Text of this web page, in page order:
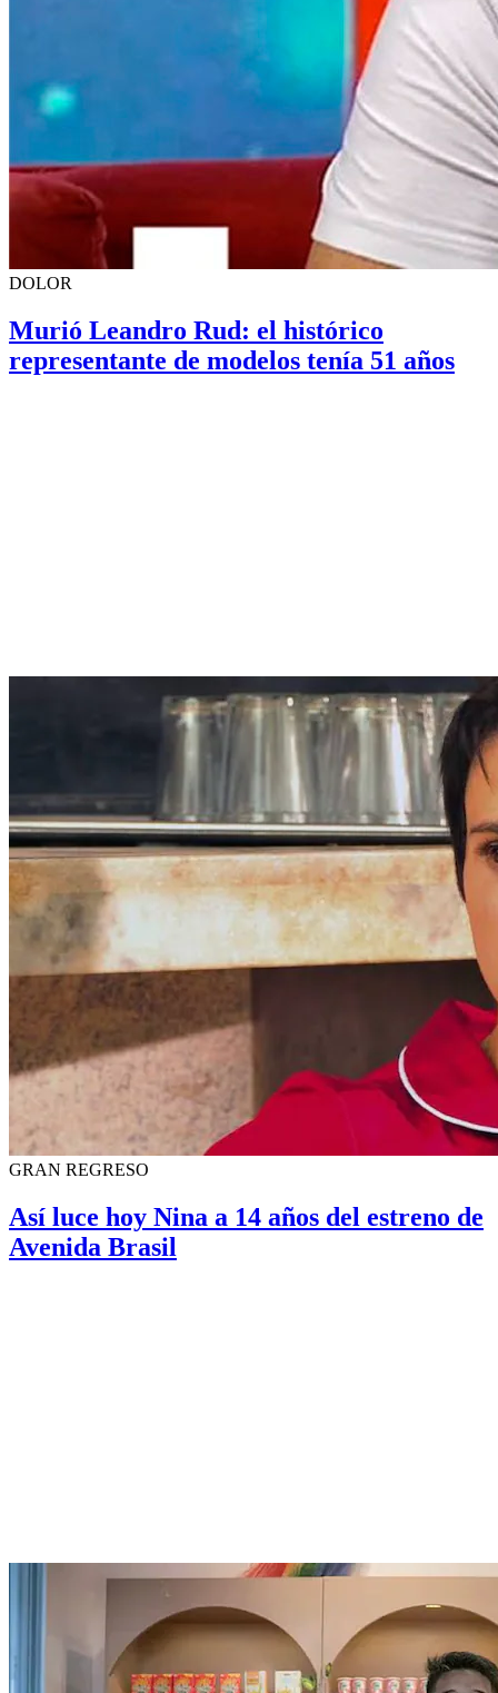
DOLOR
Murió Leandro Rud: el histórico
representante de modelos tenía 51 años
GRAN REGRESO
Así luce hoy Nina a 14 años del estreno de
Avenida Brasil